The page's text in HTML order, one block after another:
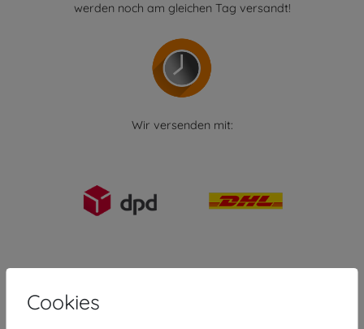
werden noch am gleichen Tag versandt!
Wir versenden mit:
Cookies